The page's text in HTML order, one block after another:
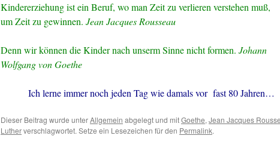
Kindererziehung ist ein Beruf, wo man Zeit zu verlieren verstehen muß,
um Zeit zu gewinnen. Jean Jacques Rousseau
Denn wir können die Kinder nach unserm Sinne nicht formen. Johann
Wolfgang von Goethe
Ich lerne immer noch jeden Tag wie damals vor fast 80 Jahren…
Dieser Beitrag wurde unterAllgemein abgelegt und mitGoethe, Jean Jacques
Lutherverschlagwortet. Setze ein Lesezeichen für den Permalink.